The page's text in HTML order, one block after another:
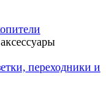
переходники и